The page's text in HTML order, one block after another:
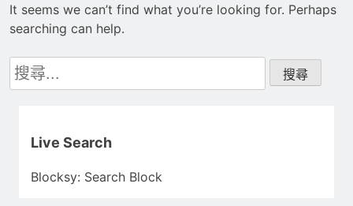
It seems we can’t find what you’re looking for. Perhaps
searching can help.
搜
尋
Live Search
Blocksy: Search Block